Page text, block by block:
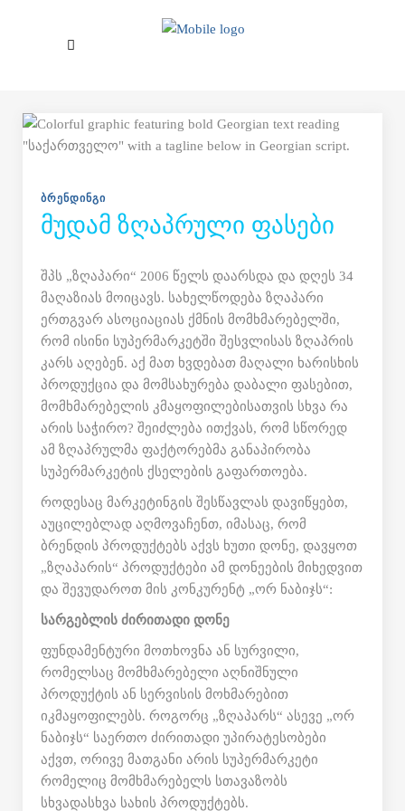
ᲑᲠᲔᲜᲓᲘᲜᲒᲘ
ᲛᲣᲓᲐᲛ ᲖᲦᲐᲞᲠᲣᲚᲘ ᲤᲐᲡᲔᲑᲘ
შპს „ზღაპარი“ 2006 წელს დაარსდა და დღეს 34
მაღაზიას მოიცავს. სახელწოდება ზღაპარი
ერთგვარ ასოციაციას ქმნის მომხმარებელში,
რომ ისინი სუპერმარკეტში შესვლისას ზღაპრის
კარს აღებენ. აქ მათ ხვდებათ მაღალი ხარისხის
პროდუქცია და მომსახურება დაბალი ფასებით,
მომხმარებელის კმაყოფილებისათვის სხვა რა
არის საჭირო? შეიძლება ითქვას, რომ სწორედ
ამ ზღაპრულმა ფაქტორებმა განაპირობა
სუპერმარკეტის ქსელების გაფართოება.
როდესაც მარკეტინგის შესწავლას დავიწყებთ,
აუცილებლად აღმოვაჩენთ, იმასაც, რომ
ბრენდის პროდუქტებს აქვს ხუთი დონე, დავყოთ
„ზღაპარის“ პროდუქტები ამ დონეების მიხედვით
და შევუდაროთ მის კონკურენტ „ორ ნაბიჯს“:
სარგებლის ძირითადი დონე
ფუნდამენტური მოთხოვნა ან სურვილი,
რომელსაც მომხმარებელი აღნიშნული
პროდუქტის ან სერვისის მოხმარებით
იკმაყოფილებს. როგორც „ზღაპარს“ ასევე „ორ
ნაბიჯს“ საერთო ძირითადი უპირატესობები
აქვთ, ორივე მათგანი არის სუპერმარკეტი
რომელიც მომხმარებელს სთავაზობს
სხვადასხვა სახის პროდუქტებს.